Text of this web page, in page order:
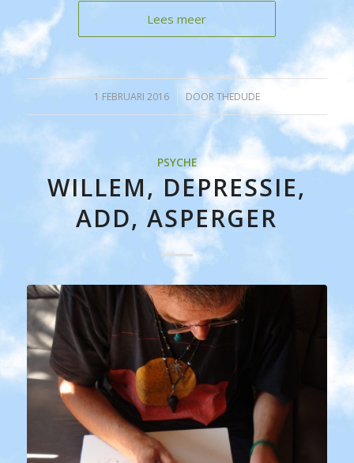
Lees meer
1 FEBRUARI 2016
/ DOORTHEDUDE
PSYCHE
WILLEM, DEPRESSIE,
ADD, ASPERGER